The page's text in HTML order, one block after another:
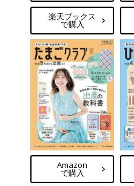
楽天ブックス
で購入
Amazon
で購入